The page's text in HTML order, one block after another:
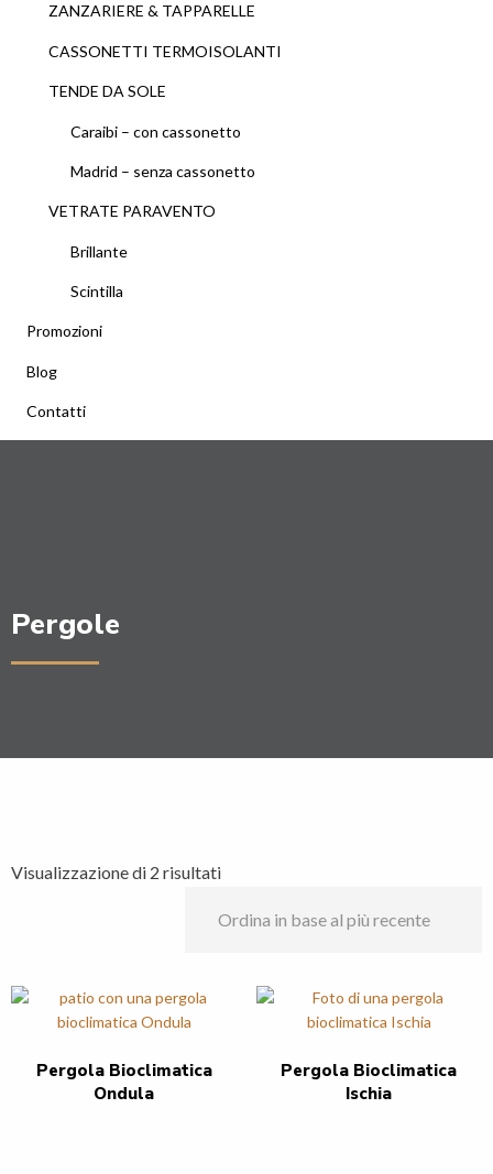
ZANZARIERE & TAPPARELLE
CASSONETTI TERMOISOLANTI
TENDE DA SOLE
Caraibi – con cassonetto
Madrid – senza cassonetto
VETRATE PARAVENTO
Brillante
Scintilla
Promozioni
Blog
Contatti
Pergole
Visualizzazione di 2 risultatiOrdina
base
Pergola Bioclimatica
Ondula
Pergola Bioclimatica
Ischia